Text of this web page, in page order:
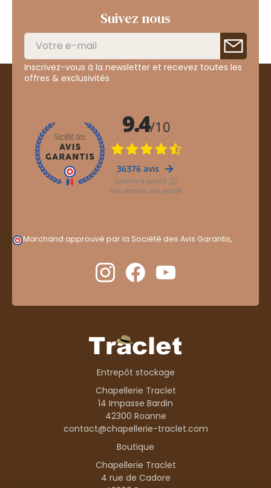
Suivez nous
Inscrivez-vous à la newsletter et recevez toutes les
offres & exclusivités
Marchand approuvé par la Société des Avis Garantis,
.
Entrepôt stockage
Chapellerie Traclet
14 Impasse Bardin
42300 Roanne
contact@chapellerie-traclet.com
Boutique
Chapellerie Traclet
4 rue de Cadore